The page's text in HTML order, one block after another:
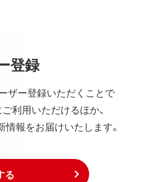
登録
ザー登録いただくことで
利用いただけるほか、
報をお届けいたします。
る